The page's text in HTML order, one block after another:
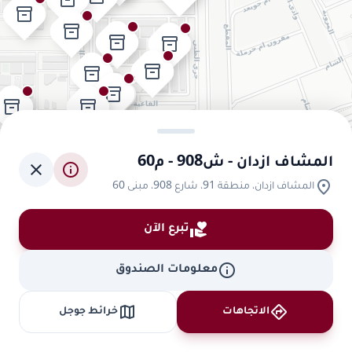
inventory_2
inventory_2
inventory_2
inventory_2
inventory_2
inventory_2 inventory_2
inventory_2
inventory_2
inventory_2
المشاف ازدان - ش908 - م60
location_on المشاف ازدان، منطقة 91، شارع 908، مبنى 60
info
close
volunteer_activismتبرع الآن
infoمعلومات الصندوق
directions الاتجاهات map خرائط جوجل